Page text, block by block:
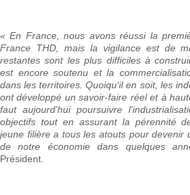
« En France, nous avons réussi la
France THD, mais la vigilance est de
restantes sont les plus difficiles à
est encore soutenu et la
dans les territoires. Quoiqu'il en soit, les
ont développé un savoir-faire réel et à
faut aujourd'hui poursuivre
objectifs tout en assurant la pérennité
jeune filière a tous les atouts pour devenir
de notre économie dans quelques
Président.